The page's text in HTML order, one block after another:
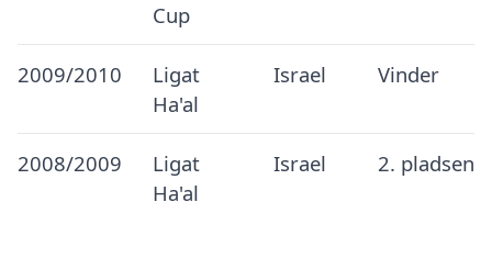
Cup
2009/2010
Ligat
Ha'al
Israel Vinder
2008/2009
Ligat
Ha'al
Israel 2. pladsen